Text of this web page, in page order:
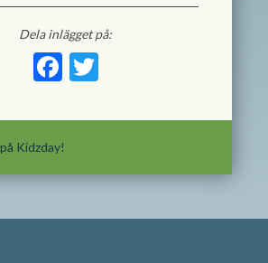
Dela inlägget på:
Facebook
Twitter
Kidzday!